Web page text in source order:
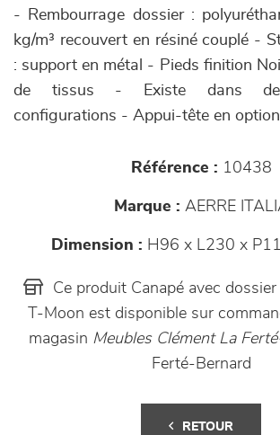
- Rembourrage dossier :
kg/m³ recouvert en résiné couplé -
: support en métal - Pieds finition
de tissus - Existe dans de
configurations - Appui-tête en
Référence : 10438
Marque : AERRE
Dimension : H96 x L230 x
Ce produit Canapé avec
T-Moon est disponible sur
magasin Meubles Clément La
Ferté-Bernard
RETOUR